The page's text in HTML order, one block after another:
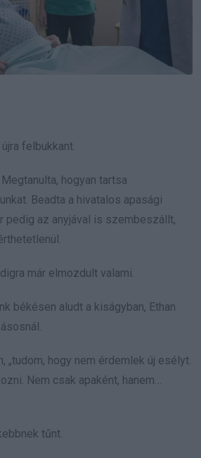
felbukkant.
hogyan tartsa
Beadta a hivatalos apasági
pedig az anyjával is szembeszállt,
már elmozdult valami.
békésen aludt a kiságyban, Ethan
„tudom, hogy nem érdemlek új esélyt.
Nem csak apaként, hanem…
tűnt.